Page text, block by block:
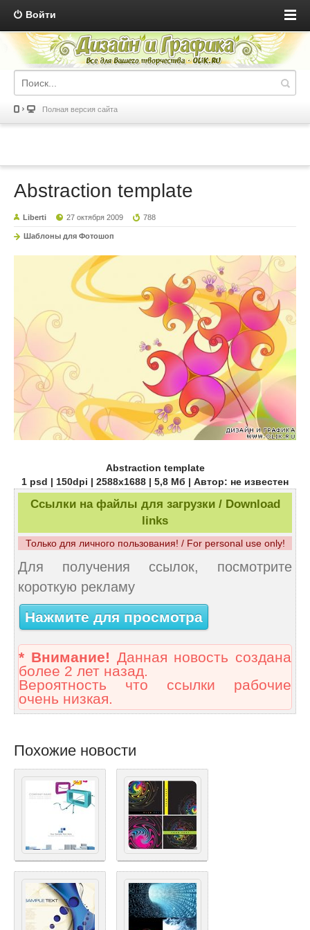
Войти
Полная версия сайта
Abstraction template
Liberti 27 октября 2009 788
Шаблоны для Фотошоп
Abstraction template
1 psd | 150dpi | 2588х1688 | 5,8 Мб | Автор: не известен
Ссылки на файлы для загрузки / Download
links
Только для личного пользования! / For personal use only!
Для получения ссылок, посмотрите
короткую рекламу
Нажмите для просмотра
* Внимание! Данная новость создана
более 2 лет назад.
Вероятность что ссылки рабочие
очень низкая.
Похожие новости